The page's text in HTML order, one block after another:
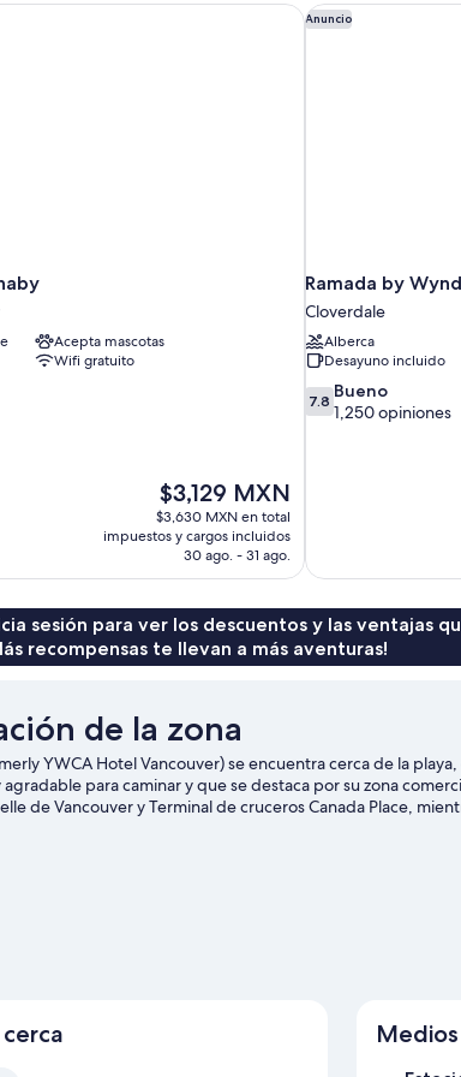
habitación
no
Acepta mascotas
Wifi gratuito
El
precio
actual
de
$3,129 MXN
$3,630 MXN en total
impuestos y cargos incluidos
30 ago. - 31 ago.
Anuncio
Ramada by
Cloverdale
Alberca
Desayuno incluido
7.8
de
7.8 Bueno
1,250 opiniones
Ramada by
sesión para ver los descuentos y las ventajas
recompensas te llevan a más aventuras!
de la zona
YWCA Hotel Vancouver) se encuentra cerca de la
para caminar y que se destaca por su zona
de Vancouver y Terminal de cruceros Canada Place,
Street y Granville Street. ¿Quieres asistir a un evento